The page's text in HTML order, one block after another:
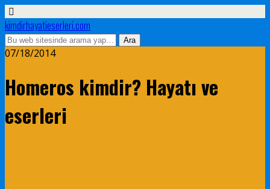
kimdirhayatieserleri.com
07/18/2014
Homeros kimdir? Hayatı ve
eserleri